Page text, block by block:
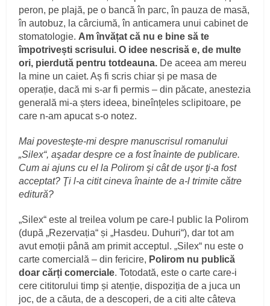
peron, pe plajă, pe o bancă în parc, în pauza de masă,
în autobuz, la cârciumă, în anticamera unui cabinet de
stomatologie. Am învățat că nu e bine să te
împotrivești scrisului. O idee nescrisă e, de multe
ori, pierdută pentru totdeauna. De aceea am mereu
la mine un caiet. Aș fi scris chiar și pe masa de
operație, dacă mi s-ar fi permis – din păcate, anestezia
generală mi-a șters ideea, bineînțeles sclipitoare, pe
care n-am apucat s-o notez.
Mai povesteşte-mi despre manuscrisul romanului
„Silex“, aşadar despre ce a fost înainte de publicare.
Cum ai ajuns cu el la Polirom şi cât de uşor ţi-a fost
acceptat? Ţi l-a citit cineva înainte de a-l trimite către
editură?
„Silex“ este al treilea volum pe care-l public la Polirom
(după „Rezervația“ și „Hasdeu. Duhuri“), dar tot am
avut emoții până am primit acceptul. „Silex“ nu este o
carte comercială – din fericire, Polirom nu publică
doar cărți comerciale. Totodată, este o carte care-i
cere cititorului timp și atenție, dispoziția de a juca un
joc, de a căuta, de a descoperi, de a citi alte câteva